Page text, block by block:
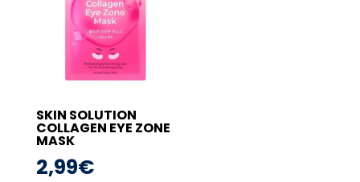
SKIN SOLUTION
COLLAGEN EYE ZONE
MASK
2,99€